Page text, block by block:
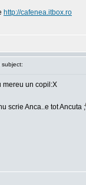
http://cafenea.itbox.ro
mereu un copil:X
scrie Anca..e tot Ancuta ;